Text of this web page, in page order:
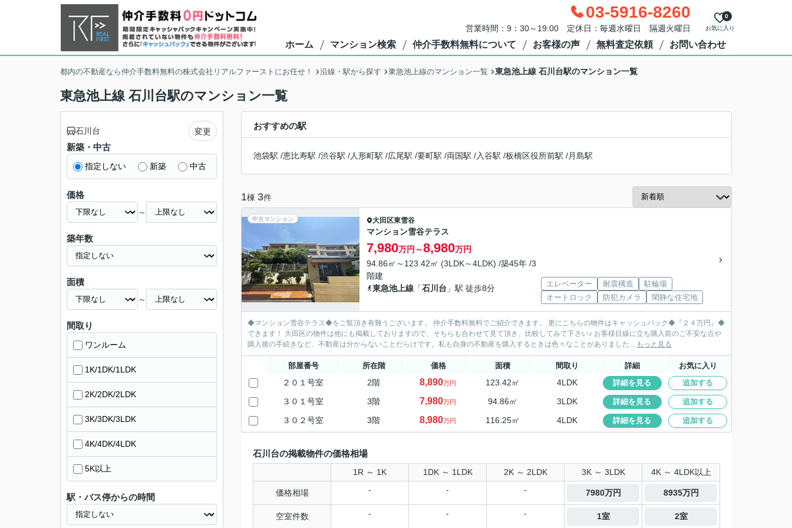
03-5916-8260
営業時間：9：30～19:00 定休日：毎週水曜日 隔週火曜日 お気に入り
0
ホーム マンション検索 仲介手数料無料について お客様の声 無料査定依頼 お問い合わせ
都内の不動産なら仲介手数料無料の株式会社リアルファーストにお任せ！ 沿線・駅から探す 東急池上線のマンション一覧 東急池上線 石川台駅のマンション一覧
東急池上線 石川台駅のマンション一覧
おすすめの駅
池袋駅 /恵比寿駅 /渋谷駅 /人形町駅 /広尾駅 /要町駅 /両国駅 /入谷駅 /板橋区役所前駅 /月島駅
1棟 3件
中古マンション 大田区東雪谷
マンション雪谷テラス
7,980万円～8,980万円
94.86㎡～123.42㎡ (3LDK～4LDK) /築45年 /3
階建
東急池上線 「石川台 」駅 徒歩8分 エレベーター 耐震構造
駐輪場
オートロック
防犯カメラ 閑静な住宅地
◆マンション雪谷テラス◆をご覧頂き有難うございます。 仲介手数料無料でご紹介できます。 更にこちらの物件はキャッシュバック◆『２４万円』◆
できます！ 大田区の物件は他にも掲載しておりますので、そちらも合わせて見て頂き、比較してみて下さい♪ お客様目線に立ち購入前のご不安な点や
購入後の手続きなど、不動産は分からないことだらけです。私も自身の不動産を購入するときは色々なことがありました... もっと見る
部屋番号 所在階 価格 面積 間取り 詳細 お気に入り
２０１号室 2階 8,890万円 123.42㎡ 4LDK 詳細を見る 追加する
３０１号室 3階 7,980万円 94.86㎡ 3LDK 詳細を見る 追加する
３０２号室 3階 8,980万円 116.25㎡ 4LDK 詳細を見る 追加する
石川台の掲載物件の価格相場
1R ～ 1K 1DK ～ 1LDK 2K ～ 2LDK 3K ～ 3LDK 4K ～ 4LDK以上
価格相場 - - - 7980万円 8935万円
空室件数 - - - 1室 2室
石川台 変更
新築・中古
指定しない 新築 中古
価格
～
築年数
面積
～
間取り
ワンルーム
1K/1DK/1LDK
2K/2DK/2LDK
3K/3DK/3LDK
4K/4DK/4LDK
5K以上
駅・バス停からの時間